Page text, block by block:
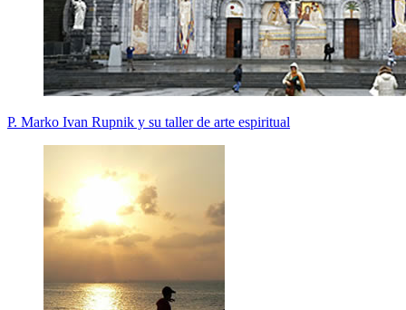
P. Marko Ivan Rupnik y su taller de arte espiritual